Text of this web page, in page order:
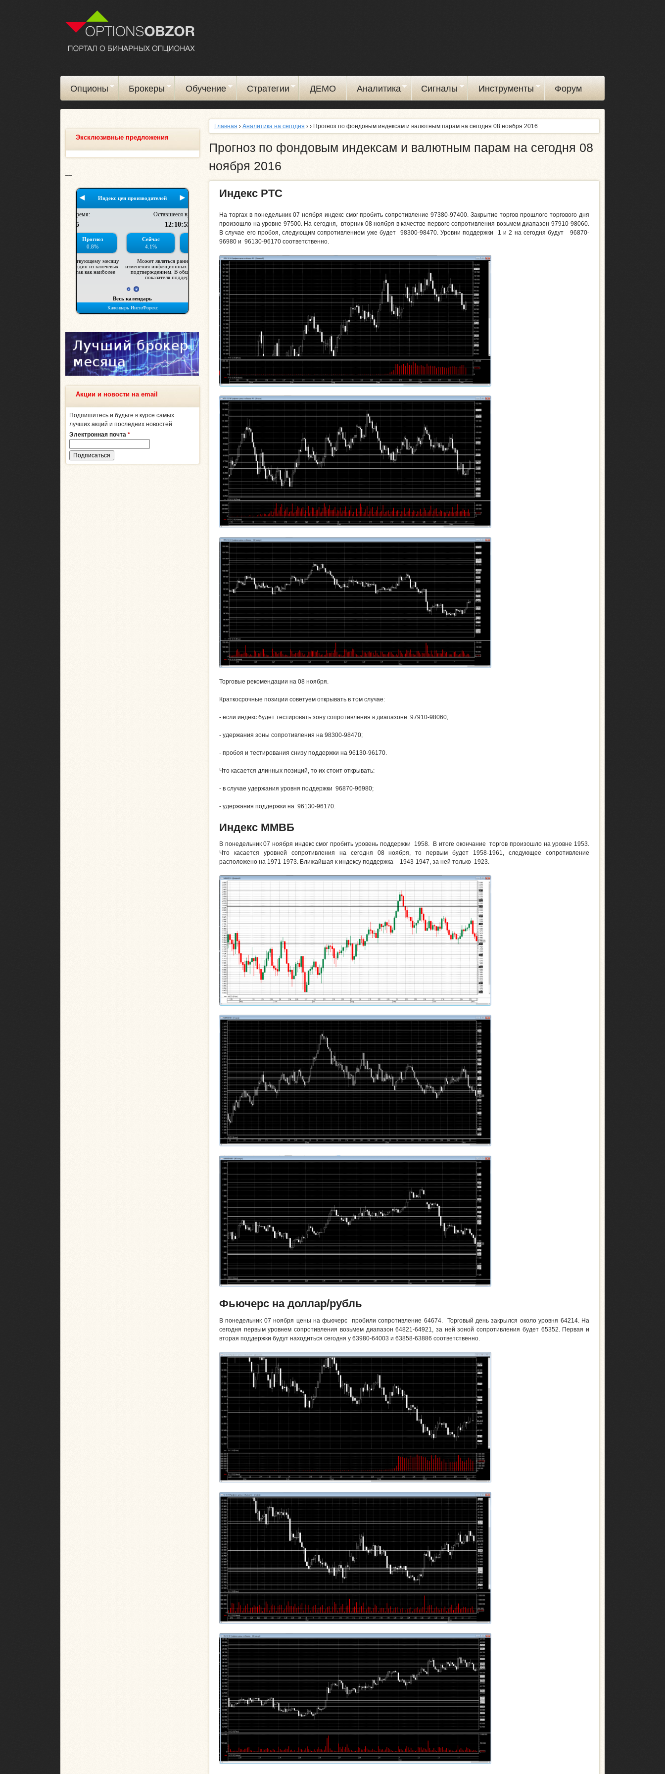
Опционы Брокеры Обучение Стратегии ДЕМО Аналитика Сигналы Инструменты Форум
Главная › Аналитика на сегодня › › Прогноз по фондовым индексам и валютным парам на сегодня 08 ноября 2016
Прогноз по фондовым индексам и валютным парам на сегодня 08
ноября 2016
Индекс РТС
На торгах в понедельник 07 ноября индекс смог пробить сопротивление 97380-97400. Закрытие торгов прошлого торгового дня
произошло на уровне 97500. На сегодня, вторник 08 ноября в качестве первого сопротивления возьмем диапазон 97910-98060.
В случае его пробоя, следующим сопротивлением уже будет 98300-98470. Уровни поддержки 1 и 2 на сегодня будут 96870-
96980 и 96130-96170 соответственно.
Торговые рекомендации на 08 ноября.
Краткосрочные позиции советуем открывать в том случае:
- если индекс будет тестировать зону сопротивления в диапазоне 97910-98060;
- удержания зоны сопротивления на 98300-98470;
- пробоя и тестирования снизу поддержки на 96130-96170.
Что касается длинных позиций, то их стоит открывать:
- в случае удержания уровня поддержки 96870-96980;
- удержания поддержки на 96130-96170.
Индекс ММВБ
В понедельник 07 ноября индекс смог пробить уровень поддержки 1958. В итоге окончание торгов произошло на уровне 1953.
Что касается уровней сопротивления на сегодня 08 ноября, то первым будет 1958-1961, следующее сопротивление
расположено на 1971-1973. Ближайшая к индексу поддержка – 1943-1947, за ней только 1923.
Фьючерс на доллар/рубль
В понедельник 07 ноября цены на фьючерс пробили сопротивление 64674. Торговый день закрылся около уровня 64214. На
сегодня первым уровнем сопротивления возьмем диапазон 64821-64921, за ней зоной сопротивления будет 65352. Первая и
вторая поддержки будут находиться сегодня у 63980-64003 и 63858-63886 соответственно.
Эксклюзивные предложения
Акции и новости на email
Подпишитесь и будьте в курсе самых
лучших акций и последних новостей
Электронная почта *